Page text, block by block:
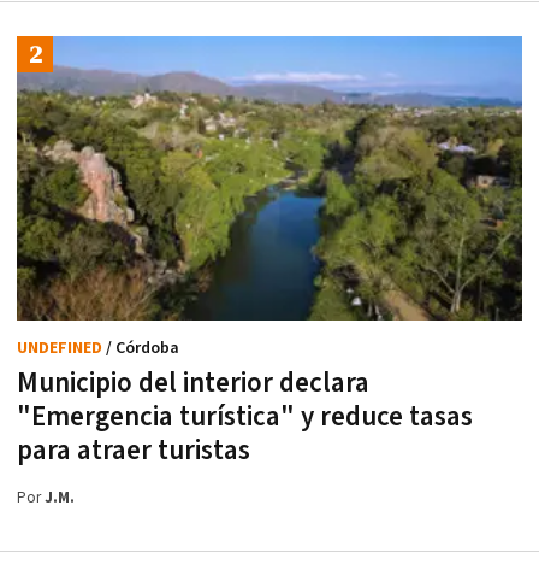
Municipio del interior declara
"Emergencia turística" y reduce tasas
para atraer turistas
UNDEFINED / Córdoba
PorJ.M.